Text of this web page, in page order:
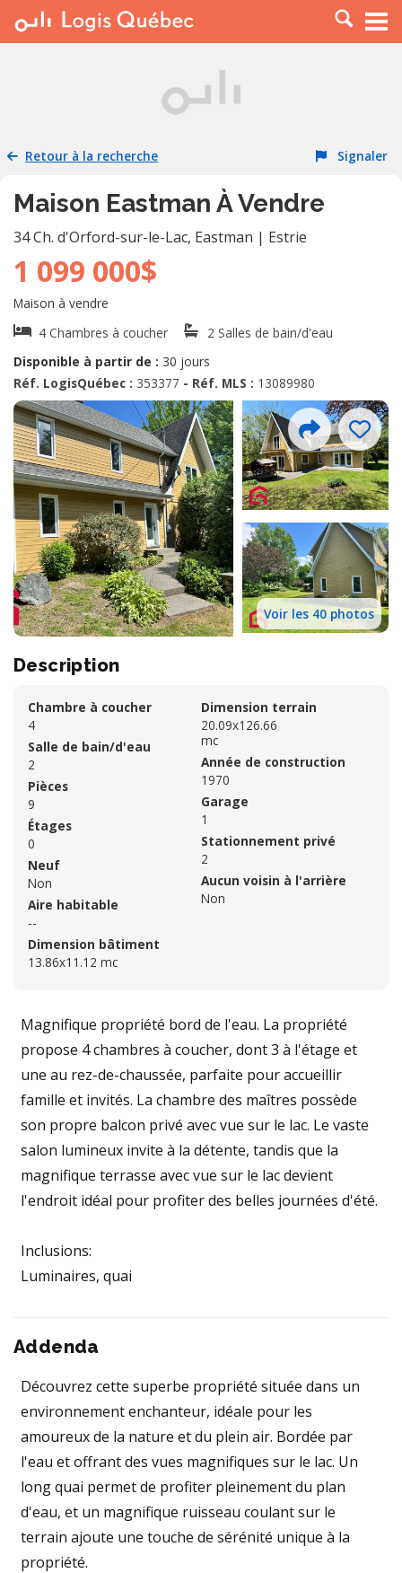
À LOUER
PLACER UNE ANNONCE
RESSOURCES
Retour à la recherche Signaler
Maison Eastman À Vendre
34 Ch. d'Orford-sur-le-Lac, Eastman | Estrie
1 099 000$
Maison à vendre
4 Chambres à coucher
2 Salles de bain/d'eau
Disponible à partir de : 30 jours
Réf. LogisQuébec : 353377 - Réf. MLS : 13089980
Voir les 40 photos
Description
Chambre à coucher
4
Salle de bain/d'eau
2
Pièces
9
Étages
0
Neuf
Non
Aire habitable
--
Dimension bâtiment
13.86x11.12 mc
Dimension terrain
20.09x126.66
mc
Année de construction
1970
Garage
1
Stationnement privé
2
Aucun voisin à l'arrière
Non
Magnifique propriété bord de l'eau. La propriété
propose 4 chambres à coucher, dont 3 à l'étage et
une au rez-de-chaussée, parfaite pour accueillir
famille et invités. La chambre des maîtres possède
son propre balcon privé avec vue sur le lac. Le vaste
salon lumineux invite à la détente, tandis que la
magnifique terrasse avec vue sur le lac devient
l'endroit idéal pour profiter des belles journées d'été.
Inclusions:
Luminaires, quai
Addenda
Découvrez cette superbe propriété située dans un
environnement enchanteur, idéale pour les
amoureux de la nature et du plein air. Bordée par
l'eau et offrant des vues magnifiques sur le lac. Un
long quai permet de profiter pleinement du plan
d'eau, et un magnifique ruisseau coulant sur le
terrain ajoute une touche de sérénité unique à la
propriété.